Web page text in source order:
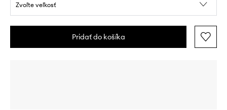
Zvoľte veľkosť
Pridať do košíka